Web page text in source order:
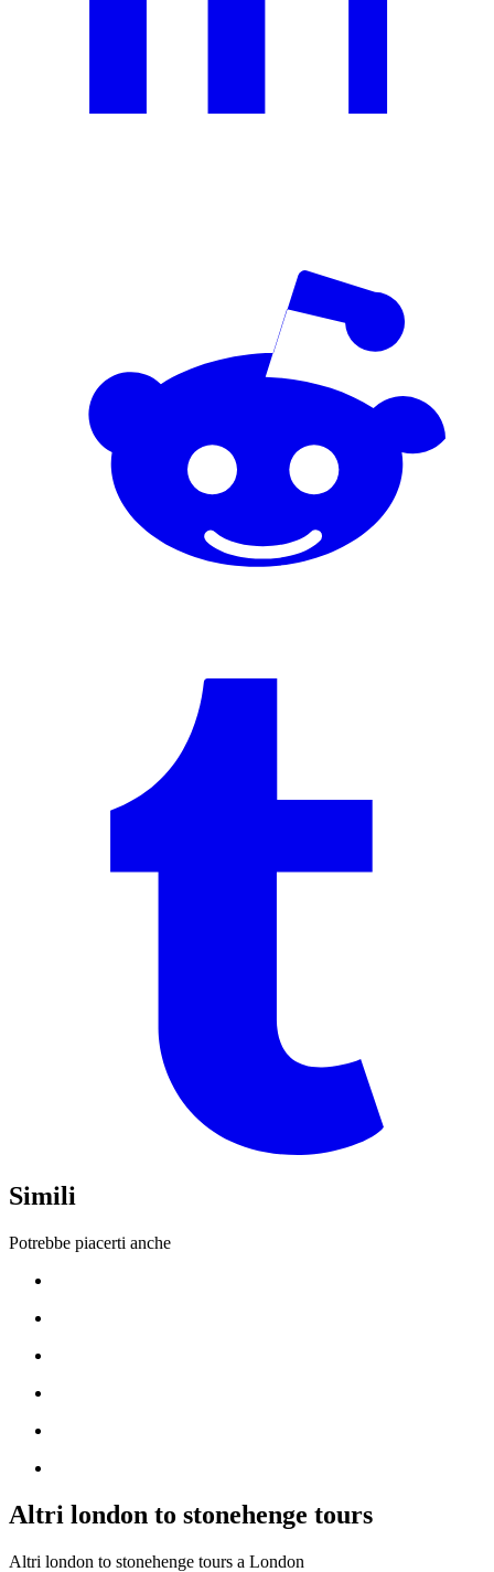
Simili
Potrebbe piacerti anche
Altri london to stonehenge tours
Altri london to stonehenge tours a London